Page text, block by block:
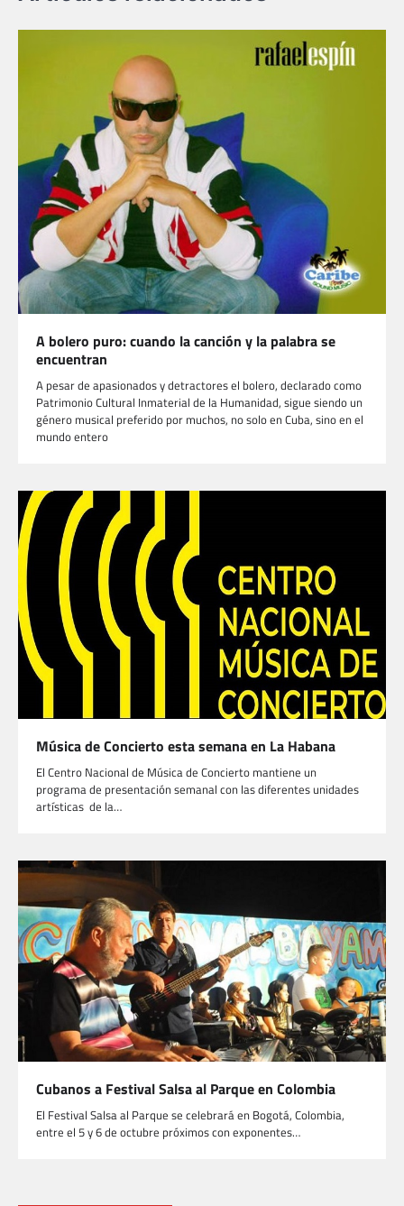
A bolero puro: cuando la canción y la palabra se
encuentran
A pesar de apasionados y detractores el bolero, declarado como
Patrimonio Cultural Inmaterial de la Humanidad, sigue siendo un
género musical preferido por muchos, no solo en Cuba, sino en el
mundo entero
Música de Concierto esta semana en La Habana
El Centro Nacional de Música de Concierto mantiene un
programa de presentación semanal con las diferentes unidades
artísticas de la…
Cubanos a Festival Salsa al Parque en Colombia
El Festival Salsa al Parque se celebrará en Bogotá, Colombia,
entre el 5 y 6 de octubre próximos con exponentes…